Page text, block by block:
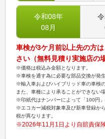
令和08年
08 月
車検が3ケ月前以上先の方
さい（無料見積り実施店の
※価格は税込み金額となります。
※車検を通す為に必要な部品交換が発
※輸入車およびハイブリッド車の車検
また、車種により承ることができない
※印紙代はナンバーによって「100円」
※エコカー減税対象車及び新車登録か
税が異なります。
※2026年11月1日より自賠責保